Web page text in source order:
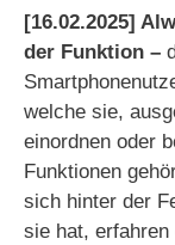
[16.02.2025]
der Funktion –
welche sie,
einordnen oder
Funktionen
sich hinter der
sie hat,